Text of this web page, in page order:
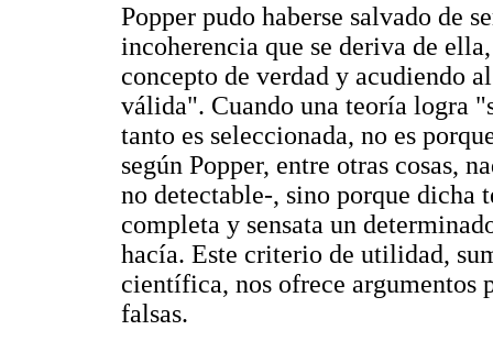
Popper pudo haberse salvado de
incoherencia que se deriva de
concepto de verdad y acudiendo
válida". Cuando una teoría logra
tanto es seleccionada, no es
según Popper, entre otras cosas,
no detectable-, sino porque dicha
completa y sensata un
hacía. Este criterio de utilidad,
científica, nos ofrece argumentos
falsas.